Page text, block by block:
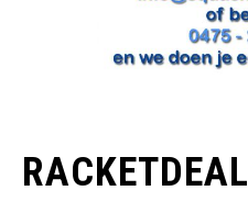
begin
van
RACKETDEAL